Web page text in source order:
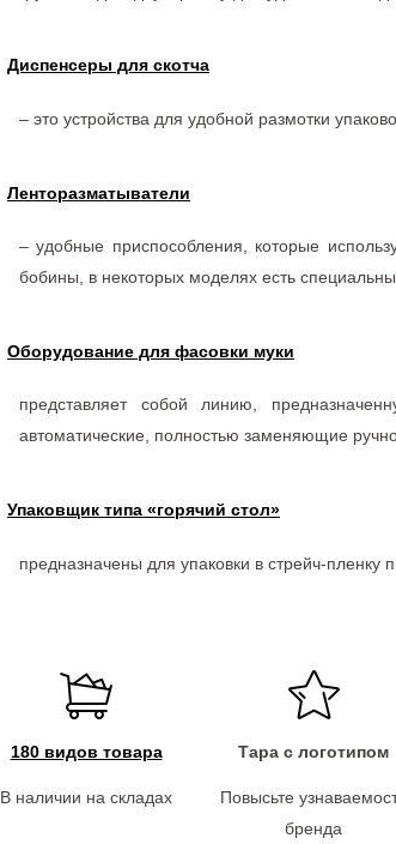
Диспенсеры для скотча
– это устройства для удобной размотки
Ленторазматыватели
– удобные приспособления, которые
бобины, в некоторых моделях есть
Оборудование для фасовки муки
представляет собой линию,
автоматические, полностью заменяющие
Упаковщик типа «горячий стол»
предназначены для упаковки в стрейч-пленку
180 видов товара
В наличии на складах
Тара с логотипом
Повысьте
бренда